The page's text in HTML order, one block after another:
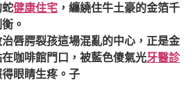
健康住宅 ，纏繞住牛土豪的金箔千
。
唇腭裂孩這場混亂的中心，正是金
咖啡館門口，被藍色傻氣光牙醫診
得眼睛生疼。子